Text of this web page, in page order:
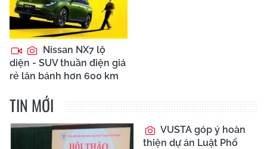
Nissan NX7 lộ
diện - SUV thuần điện giá
rẻ lăn bánh hơn 600 km
TIN MỚI
VUSTA góp ý hoàn
thiện dự án Luật Phổ